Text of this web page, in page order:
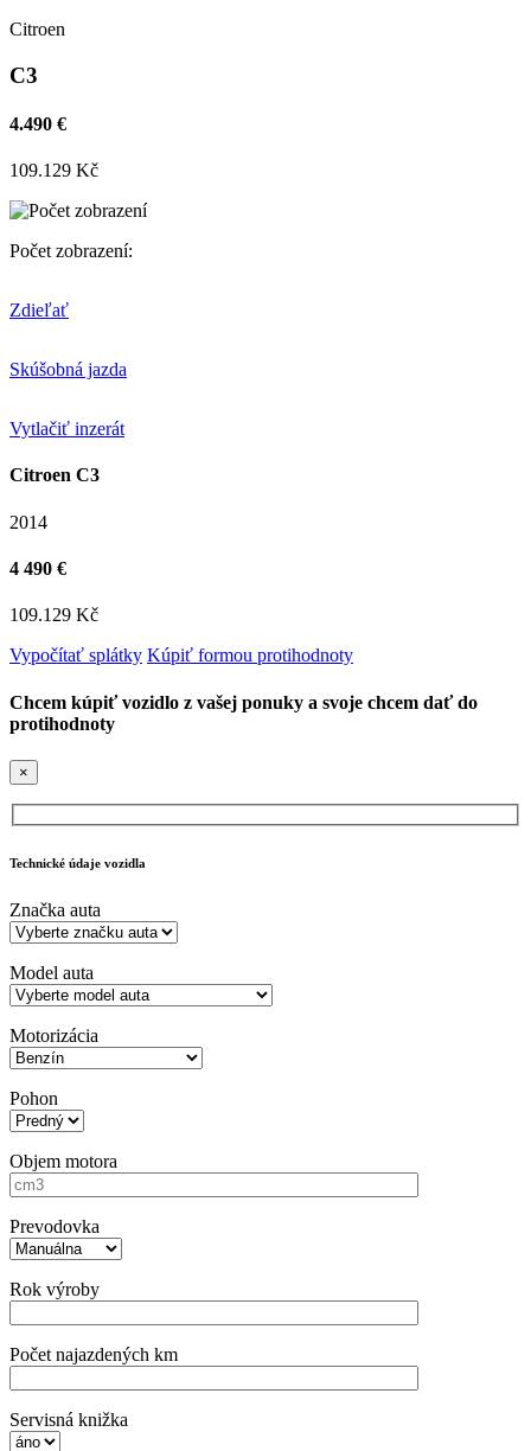
Citroen
C3
4.490 €
109.129 Kč
Počet zobrazení:
Zdieľať
Skúšobná jazda
Vytlačiť inzerát
Citroen C3
2014
4 490 €
109.129 Kč
Vypočítať splátky Kúpiť formou protihodnoty
Chcem kúpiť vozidlo z vašej ponuky a svoje chcem dať do
protihodnoty
×
Technické údaje vozidla
Značka auta
Model auta
Motorizácia
Pohon
Objem motora
Prevodovka
Rok výroby
Počet najazdených km
Servisná knižka